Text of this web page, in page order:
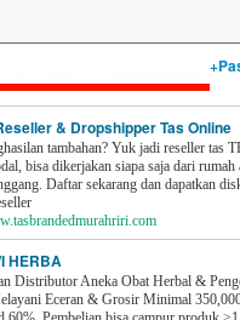
& Dropshipper Tas Online
tambahan? Yuk jadi reseller tas
bisa dikerjakan siapa saja dari rumah
Daftar sekarang dan dapatkan
HERBA
Distributor Aneka Obat Herbal &
Eceran & Grosir Minimal